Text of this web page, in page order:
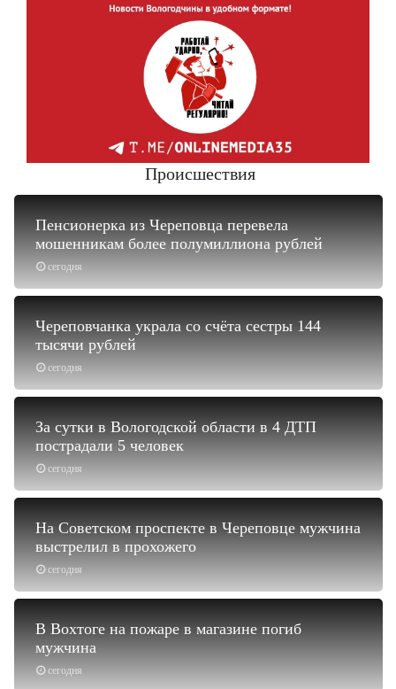
Происшествия
сегодня
Пенсионерка из Череповца перевела
мошенникам более полумиллиона рублей
сегодня
Череповчанка украла со счёта сестры 144
тысячи рублей
сегодня
За сутки в Вологодской области в 4 ДТП
пострадали 5 человек
сегодня
На Советском проспекте в Череповце мужчина
выстрелил в прохожего
сегодня
В Вохтоге на пожаре в магазине погиб
мужчина